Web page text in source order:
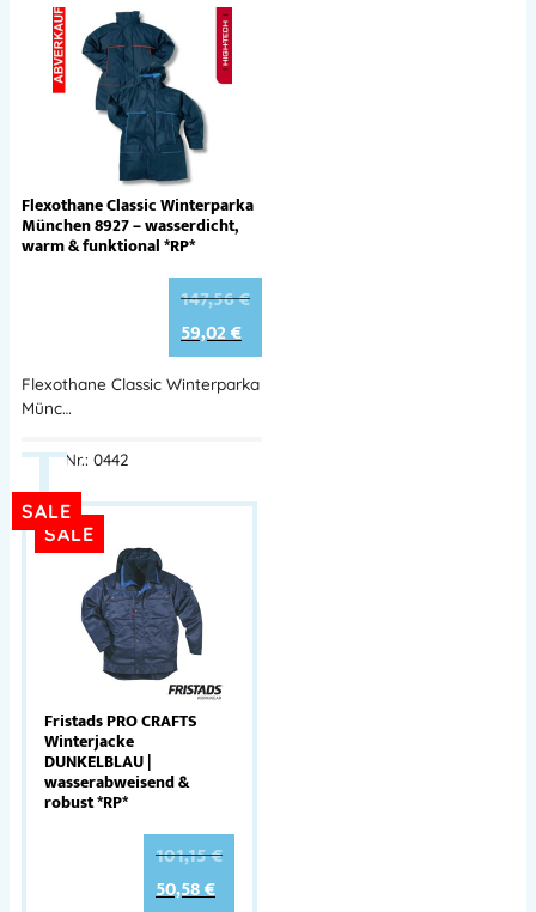
Flexothane Classic Winterparka
München 8927 – wasserdicht,
warm & funktional *RP*
147,56€
59,02€
Flexothane Classic Winterparka
Münc…
Best.-Nr.: 0442
SALE
Fristads PRO CRAFTS
Winterjacke
DUNKELBLAU |
wasserabweisend &
robust *RP*
101,15€
50,58€
SALE